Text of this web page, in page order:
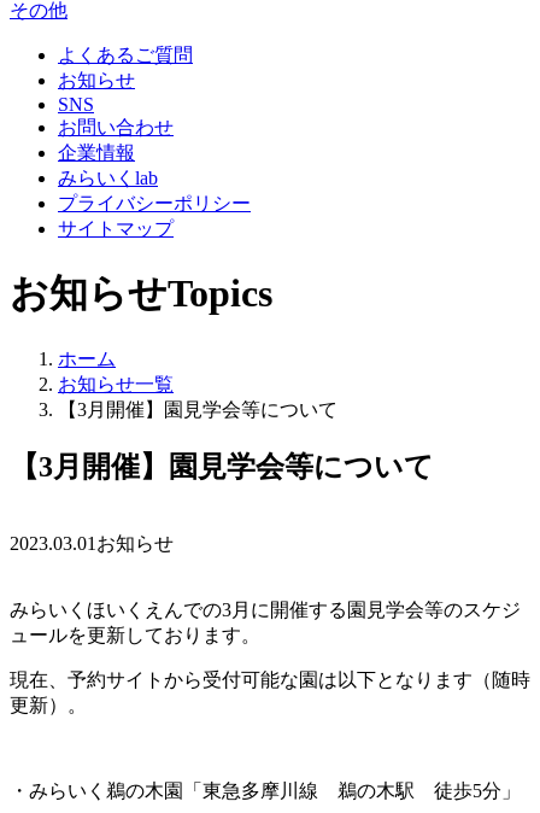
その他
よくあるご質問
お知らせ
SNS
お問い合わせ
企業情報
みらいくlab
プライバシーポリシー
サイトマップ
お知らせTopics
ホーム
お知らせ一覧
【3月開催】園見学会等について
【3月開催】園見学会等について
2023.03.01 お知らせ
みらいくほいくえんでの3月に開催する園見学会等のスケジ
ュールを更新しております。
現在、予約サイトから受付可能な園は以下となります（随時
更新）。
・みらいく鵜の木園「 東急多摩川線 鵜の木駅 徒歩5分」